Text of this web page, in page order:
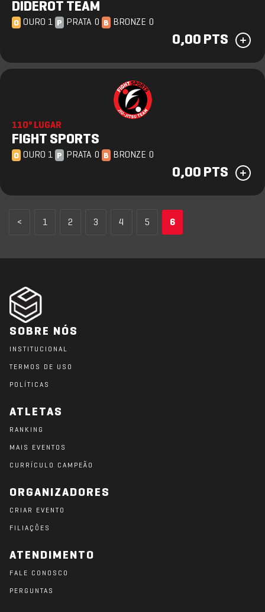
DIDEROT TEAM
O OURO 1 P PRATA 0 B BRONZE 0
0,00 PTS
110º LUGAR
FIGHT SPORTS
O OURO 1 P PRATA 0 B BRONZE 0
0,00 PTS
< 1 2 3 4 5 6
SOBRE NÓS
INSTITUCIONAL
TERMOS DE USO
POLÍTICAS
ATLETAS
RANKING
MAIS EVENTOS
CURRÍCULO CAMPEÃO
ORGANIZADORES
CRIAR EVENTO
FILIAÇÕES
ATENDIMENTO
FALE CONOSCO
PERGUNTAS